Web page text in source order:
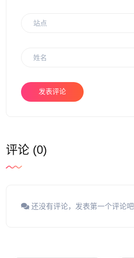
发表评论
评论 (0)
还没有评论，发表第一个评论吧